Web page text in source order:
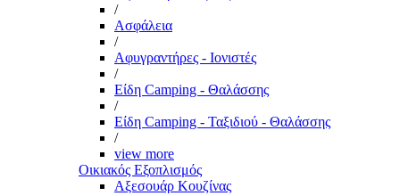
/
Ασφάλεια
/
Αφυγραντήρες - Ιονιστές
/
Είδη Camping - Θαλάσσης
/
Είδη Camping - Ταξιδιού - Θαλάσσης
/
view more
Οικιακός Εξοπλισμός
Αξεσουάρ Κουζίνας